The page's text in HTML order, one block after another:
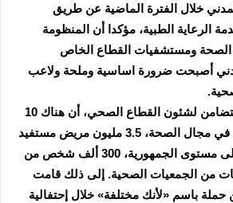
خلال الفترة الماضية عن طريق
الرعاية الطبية، مؤكدا أن المنظومة
الصحة ومستشفيات القطاع الخاص
أصبحت ضرورة اساسية وملحة ولاعب
أوضح مستشار وزارة التضامن لشئون القطاع الصحي، أن هناك 10
آلاف جمعية أهلية تعمل في مجال الصحة، 3.5 مليون مريض مستفيد
من الجمعيات الأهلية على مستوى الجمهورية، 300 ألف شخص من
من الجمعيات الصحية. إلى ذلك قامت
باسم «لأنك مختلفة» خلال إحتفالية